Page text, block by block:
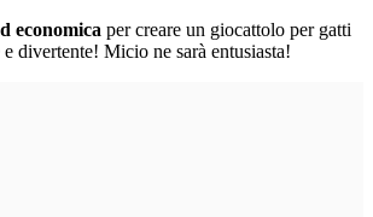
economica per creare un giocattolo per gatti
divertente! Micio ne sarà entusiasta!